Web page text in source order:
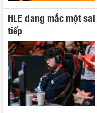
HLE đang mắc một
tiếp